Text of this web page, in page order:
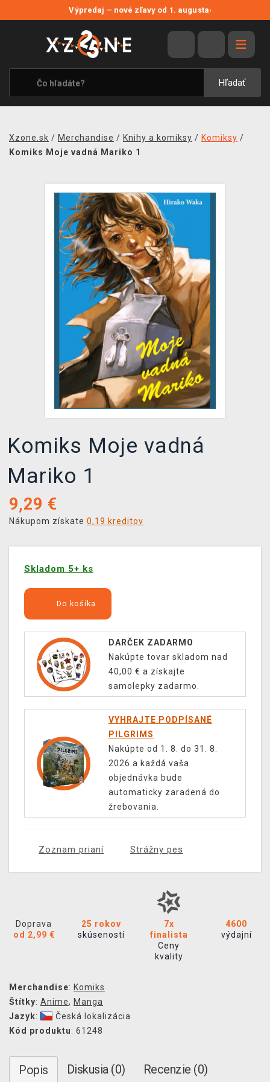
Výpredaj – nové zľavy od 1. augusta›
Hľadať
VÝPREDAJ
VIDEOHRY
XZONE ORIGINALS
TEMATIKY
MERCHANDISE
KONTAKT
XZONE KLUB
Xzone.sk / Merchandise / Knihy a komiksy / Komiksy /
Komiks Moje vadná Mariko 1
Komiks Moje vadná
Mariko 1
9,29 €
Nákupom získate 0,19 kreditov
Skladom 5+ ks
Do košíka
DARČEK ZADARMO
Nakúpte tovar skladom nad
40,00 € a získajte
samolepky zadarmo.
VYHRAJTE PODPÍSANÉ
PILGRIMS
Nakúpte od 1. 8. do 31. 8.
2026 a každá vaša
objednávka bude
automaticky zaradená do
žrebovania.
Zoznam prianí Strážny pes
Doprava
od 2,99 €
25 rokov
skúseností
7x
finalista
Ceny
kvality
4600
výdajní
Merchandise: Komiks
Štítky: Anime, Manga
Jazyk:
Česká lokalizácia
Kód produktu: 61248
Popis Diskusia (0) Recenzie (0)